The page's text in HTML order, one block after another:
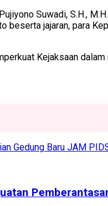
Suwadi, S.H.,
beserta jajaran, para
Kejaksaan
Gedung Baru JAM